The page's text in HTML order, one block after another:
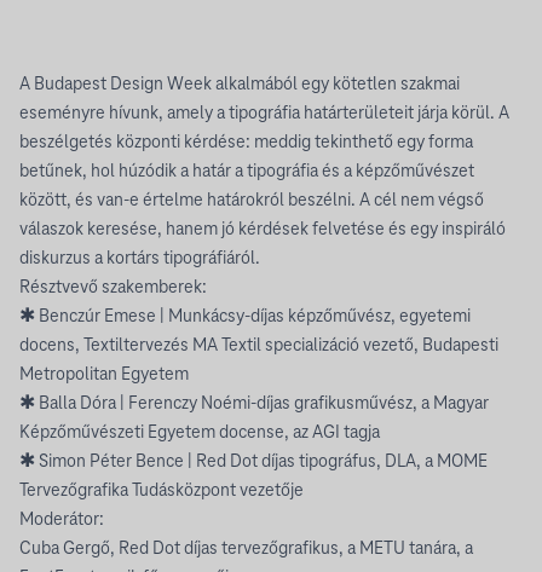
A Budapest Design Week alkalmából egy kötetlen szakmai
eseményre hívunk, amely a tipográfia határterületeit járja körül. A
beszélgetés központi kérdése: meddig tekinthető egy forma
betűnek, hol húzódik a határ a tipográfia és a képzőművészet
között, és van-e értelme határokról beszélni. A cél nem végső
válaszok keresése, hanem jó kérdések felvetése és egy inspiráló
diskurzus a kortárs tipográfiáról.
Résztvevő szakemberek:
✱ Benczúr Emese | Munkácsy-díjas képzőművész, egyetemi
docens, Textiltervezés MA Textil specializáció vezető, Budapesti
Metropolitan Egyetem
✱ Balla Dóra | Ferenczy Noémi-díjas grafikusművész, a Magyar
Képzőművészeti Egyetem docense, az AGI tagja
✱ Simon Péter Bence | Red Dot díjas tipográfus, DLA, a MOME
Tervezőgrafika Tudásközpont vezetője
Moderátor:
Cuba Gergő, Red Dot díjas tervezőgrafikus, a METU tanára, a